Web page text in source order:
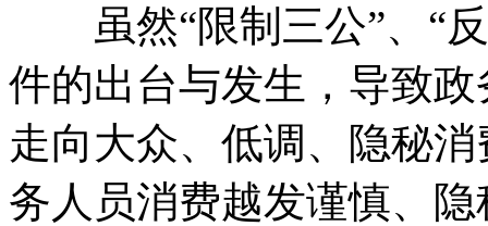
虽然“限制三公”、“反
件的出台与发生，导致
走向大众、低调、隐秘
务人员消费越发谨慎、